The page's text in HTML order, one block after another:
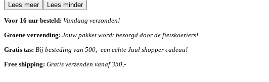
Lees meer Lees minder
Voor 16 uur besteld: Vandaag verzonden!
Groene verzending: Jouw pakket wordt bezorgd door de fietskoeriers!
Gratis tas: Bij besteding van 500,- een echte Juul shopper cadeau!
Free shipping: Gratis verzenden vanaf 350,-